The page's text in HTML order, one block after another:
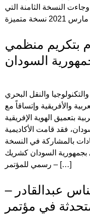
النسخة الثامنة التي
بتكريم منظمي
السودان
والنقل البحري
والأفريقية وإتساقاً مع
بتعميق الهوية الإفريقية
فقد قامت الأكاديمية
بالمشاركة في النسخة
بجمهورية السودان كشريك
رسمي للمؤتمر – […]
عبدالقادر –
في مؤتمر